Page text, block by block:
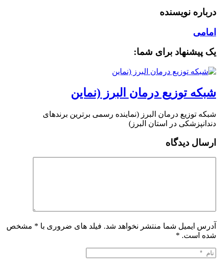
درباره نویسنده
امامی
یک پیشنهاد برای شما:
شبکه توزیع درمان البرز (نماین
شبکه توزیع درمان البرز (نماینده رسمی برترین برندهای
دندانپزشکی در استان البرز)
ارسال دیدگاه
آدرس ایمیل شما منتشر نخواهد شد. فیلد های ضروری با * مشخص
شده است. *